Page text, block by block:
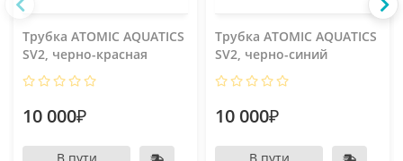
Трубка ATOMIC AQUATICS
SV2, черно-красная
10 000₽
Трубка ATOMIC AQUATICS
SV2, черно-синий
10 000₽